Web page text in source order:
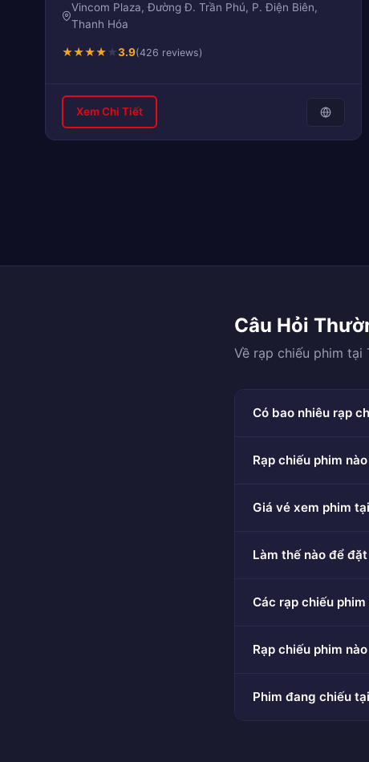
Vincom Plaza, Đường Đ. Trần Phú, P. Điện Biên,
Thanh Hóa
★★★★★3.9(426 reviews)
Xem Chi Tiết
Câu Hỏi
Về rạp chiếu phim tại
Có bao nhiêu rạp
Rạp chiếu phim
Giá vé xem phim
Làm thế nào để
Các rạp chiếu
Rạp chiếu phim
Phim đang chiếu